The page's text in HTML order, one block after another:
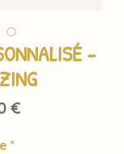
-
€Prix
*